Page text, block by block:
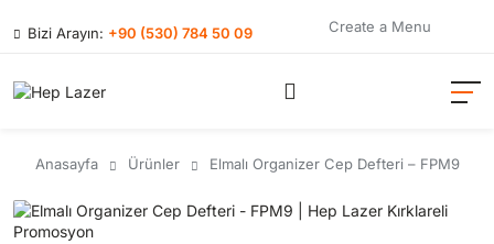
Bizi Arayın: +90 (530) 784 50 09 Create a Menu
Anasayfa Ürünler Elmalı Organizer Cep Defteri – FPM9